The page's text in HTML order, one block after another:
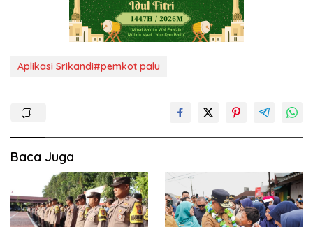
Aplikasi Srikandi#pemkot palu
Baca Juga